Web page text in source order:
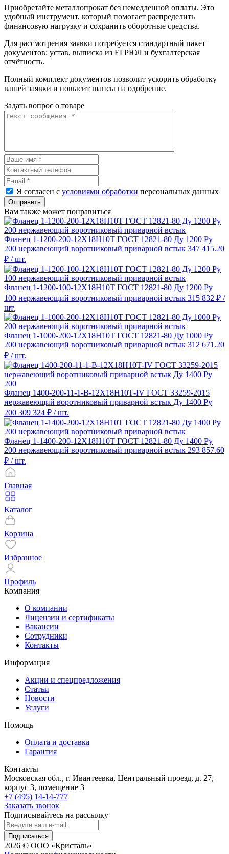
Приобретайте металлопрокат без немедленной оплаты. Это
удобный инструмент, который помогает распределить
финансовую нагрузку и сохранить оборотные средства.
Для рассмотрения заявки потребуется стандартный пакет
документов: устав, выписка из ЕГРЮЛ и бухгалтерская
отчётность.
Полный комплект документов позволит ускорить обработку
вашей заявки и повысит шансы на одобрение.
Задать вопрос о товаре
Я согласен с условиями обработки персональных данных
Отправить
Вам также может понравиться
Фланец 1-1200-200-12Х18Н10Т ГОСТ 12821-80 Ду 1200 Ру
200 нержавеющий воротниковый приварной встык 347 415.20
₽ / шт.
Фланец 1-1200-100-12Х18Н10Т ГОСТ 12821-80 Ду 1200 Ру
100 нержавеющий воротниковый приварной встык 315 832 ₽ /
шт.
Фланец 1-1000-200-12Х18Н10Т ГОСТ 12821-80 Ду 1000 Ру
200 нержавеющий воротниковый приварной встык 312 671.20
₽ / шт.
Фланец 1400-200-11-1-B-12Х18Н10Т-IV ГОСТ 33259-2015
нержавеющий воротниковый приварной встык Ду 1400 Ру
200 309 324 ₽ / шт.
Фланец 1-1400-200-12Х18Н10Т ГОСТ 12821-80 Ду 1400 Ру
200 нержавеющий воротниковый приварной встык 293 857.60
₽ / шт.
Главная
Каталог
Корзина
Избранное
Профиль
Компания
О компании
Лицензии и сертификаты
Вакансии
Сотрудники
Контакты
Информация
Акции и спецпредложения
Статьи
Новости
Услуги
Помощь
Оплата и доставка
Гарантия
Контакты
Московская обл., г. Ивантеевка, Центральный проезд, д. 27,
корпус 3, помещение 3
+7 (495) 14-14-777
Заказать звонок
Подписывайтесь на рассылку
Подписаться
2026 © ООО «Кристаль»